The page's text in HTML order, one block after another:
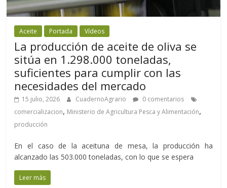
Aceite Portada Vídeos
La producción de aceite de oliva se
sitúa en 1.298.000 toneladas,
suficientes para cumplir con las
necesidades del mercado
15 julio, 2026 CuadernoAgrario
0 comentarios
comercializacion, Ministerio de Agricultura Pesca y Alimentación,
producción
En el caso de la aceituna de mesa, la producción ha
alcanzado las 503.000 toneladas, con lo que se espera
Leer más